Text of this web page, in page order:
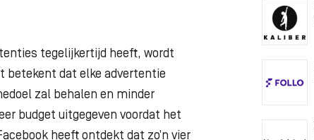
tegelijkertijd heeft, wordt
betekent dat elke advertentie
zal behalen en minder
budget uitgegeven voordat het
heeft ontdekt dat zo’n vier